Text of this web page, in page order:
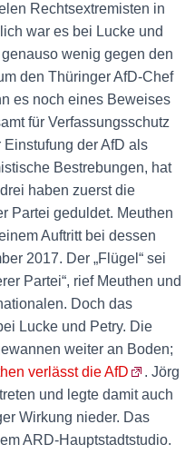
Rechtsextremisten in
war es bei Lucke und
wenig gegen den
den Thüringer AfD-Chef
es noch eines Beweises
für Verfassungsschutz
der AfD als
Bestrebungen, hat
haben zuerst die
Partei geduldet. Meuthen
Auftritt bei dessen
2017. Der „Flügel“ sei
Partei“, rief Meuthen und
Doch das
Lucke und Petry. Die
weiter an Boden;
verlässt die AfD
. Jörg
und legte damit auch
Wirkung nieder. Das
ARD-Hauptstadtstudio.